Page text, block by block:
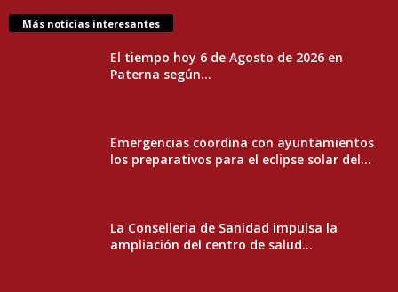
Más noticias interesantes
El tiempo hoy 6 de Agosto de 2026 en
Paterna según...
Emergencias coordina con ayuntamientos
los preparativos para el eclipse solar del...
La Conselleria de Sanidad impulsa la
ampliación del centro de salud...